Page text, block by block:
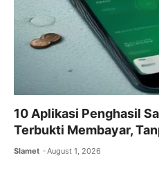
10 Aplikasi Penghasil
Terbukti Membayar,
Slamet August 1, 2026